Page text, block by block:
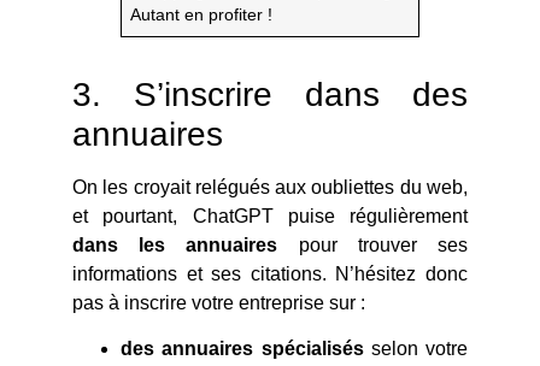
Autant en profiter !
3. S’inscrire dans des
annuaires
On les croyait relégués aux oubliettes du web,
et pourtant, ChatGPT puise régulièrement
dans les annuaires pour trouver ses
informations et ses citations. N’hésitez donc
pas à inscrire votre entreprise sur :
des annuaires spécialisés selon votre